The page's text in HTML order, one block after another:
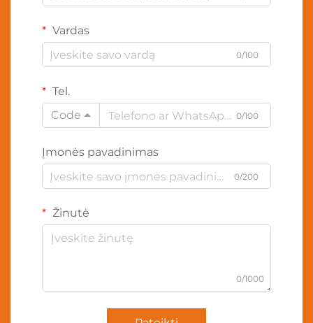
Vardas
0/100
Tel.
Code
0/100
Įmonės pavadinimas
0/200
Žinutė
0/1000